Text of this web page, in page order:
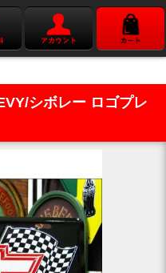
シボレー ロゴプレ